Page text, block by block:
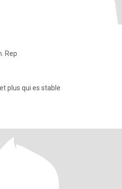
Rep
plus qui es stable